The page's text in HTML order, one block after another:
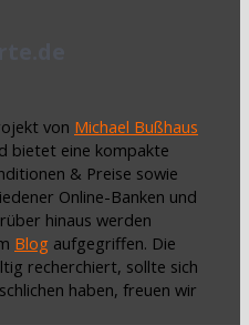
von Michael Bußhaus
bietet eine kompakte
& Preise sowie
Online-Banken und
hinaus werden
Blog aufgegriffen. Die
recherchiert, sollte sich
haben, freuen wir